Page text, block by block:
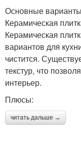
Основные
Керамическая
Керамическая
вариантов для
чистится.
текстур, что
интерьер.
Плюсы:
читать дальше →